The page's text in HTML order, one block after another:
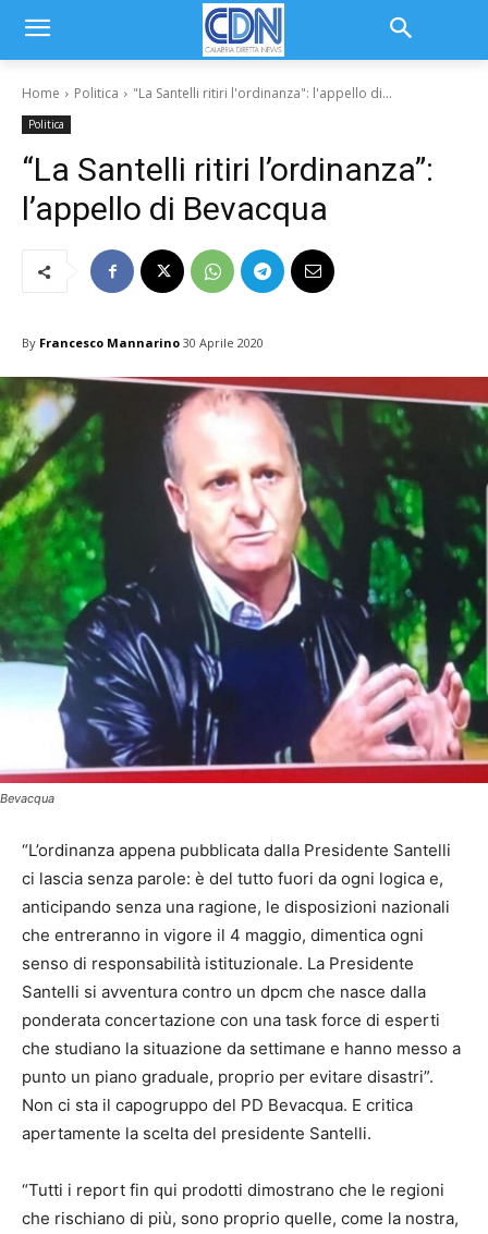
Home Politica "La Santelli ritiri l'ordinanza": l'appello di...
Politica
“La Santelli ritiri l’ordinanza”:
l’appello di Bevacqua
By Francesco Mannarino 30 Aprile 2020
Bevacqua
“L’ordinanza appena pubblicata dalla Presidente Santelli
ci lascia senza parole: è del tutto fuori da ogni logica e,
anticipando senza una ragione, le disposizioni nazionali
che entreranno in vigore il 4 maggio, dimentica ogni
senso di responsabilità istituzionale. La Presidente
Santelli si avventura contro un dpcm che nasce dalla
ponderata concertazione con una task force di esperti
che studiano la situazione da settimane e hanno messo a
punto un piano graduale, proprio per evitare disastri”.
Non ci sta il capogruppo del PD Bevacqua. E critica
apertamente la scelta del presidente Santelli.
“Tutti i report fin qui prodotti dimostrano che le regioni
che rischiano di più, sono proprio quelle, come la nostra,